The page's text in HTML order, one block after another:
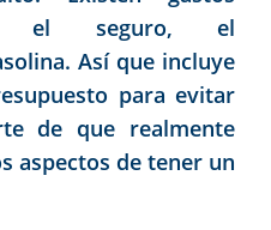
el seguro, el
Así que incluye
para evitar
de que realmente
aspectos de tener un